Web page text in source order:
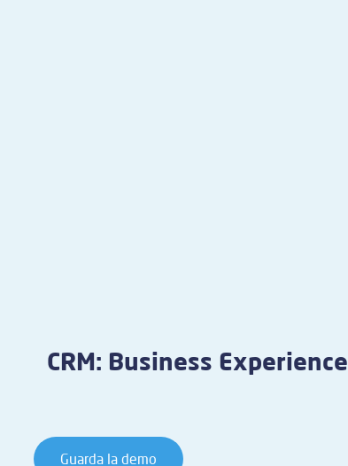
CRM: Business Experience
Guarda la demo